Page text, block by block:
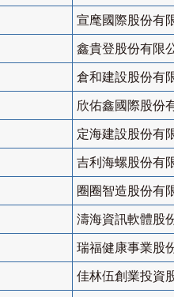
宣麾國際股份有
鑫貴登股份有限
倉和建設股份有
欣佑鑫國際股份
定海建設股份有
吉利海螺股份有
圈圈智造股份有
濤海資訊軟體股
瑞福健康事業股
佳林伍創業投資